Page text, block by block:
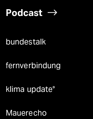
Podcast
bundestalk
fernverbindung
klima update°
Mauerecho